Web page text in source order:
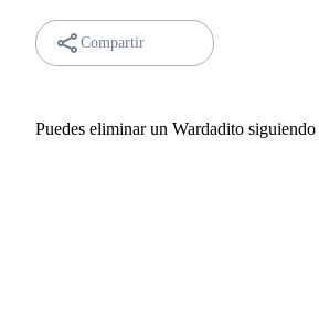
Compartir
Puedes eliminar un Wardadito siguiendo